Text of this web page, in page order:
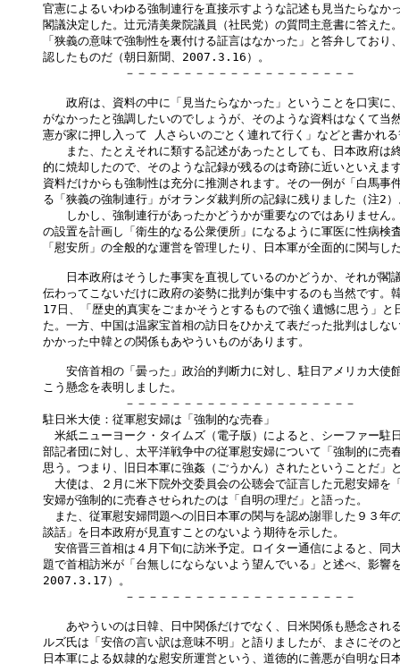
官憲によるいわゆる強制連行を直接示すような記述も見当たらなか
閣議決定した。辻元清美衆院議員（社民党）の質問主意書に答えた
「狭義の意味で強制性を裏付ける証言はなかった」と答弁しており
認したものだ（朝日新聞、2007.3.16）。
－－－－－－－－－－－－－－－－－－－－
政府は、資料の中に「見当たらなかった」ということを口実に
がなかったと強調したいのでしょうが、そのような資料はなくて当
憲が家に押し入って 人さらいのごとく連れて行く」などと書かれ
また、たとえそれに類する記述があったとしても、日本政府は
的に焼却したので、そのような記録が残るのは奇跡に近いといえま
資料だけからも強制性は充分に推測されます。その一例が「白馬事
る「狭義の強制連行」がオランダ裁判所の記録に残りました（注2
しかし、強制連行があったかどうかが重要なのではありません
の設置を計画し「衛生的なる公衆便所」になるように軍医に性病検
「慰安所」の全般的な運営を管理したり、日本軍が全面的に関与し
日本政府はそうした事実を直視しているのかどうか、それが閣
伝わってこないだけに政府の姿勢に批判が集中するのも当然です
17日、「歴史的真実をごまかそうとするもので強く遺憾に思う」と
た。一方、中国は温家宝首相の訪日をひかえて表だった批判はしな
かかった中韓との関係もあやういものがあります。
安倍首相の「曇った」政治的判断力に対し、駐日アメリカ大使
こう懸念を表明しました。
－－－－－－－－－－－－－－－－－－－－
駐日米大使：従軍慰安婦は「強制的な売春」
米紙ニューヨーク・タイムズ（電子版）によると、シーファー駐
部記者団に対し、太平洋戦争中の従軍慰安婦について「強制的に売
思う。つまり、旧日本軍に強姦（ごうかん）されたということだ」
大使は、２月に米下院外交委員会の公聴会で証言した元慰安婦を
安婦が強制的に売春させられたのは「自明の理だ」と語った。
また、従軍慰安婦問題への旧日本軍の関与を認め謝罪した９３年
談話」を日本政府が見直すことのないよう期待を示した。
安倍晋三首相は４月下旬に訪米予定。ロイター通信によると、同
題で首相訪米が「台無しにならないよう望んでいる」と述べ、影響
2007.3.17）。
－－－－－－－－－－－－－－－－－－－－
あやういのは日韓、日中関係だけでなく、日米関係も懸念され
ルズ氏は「安倍の言い訳は意味不明」と語りましたが、まさにその
日本軍による奴隷的な慰安所運営という、道徳的に善悪が自明な日